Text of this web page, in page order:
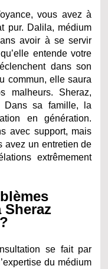
vous avez à
pur. Dalila, médium
avoir à se servir
entende votre
dans son
commun, elle saura
malheurs. Sheraz,
sa famille, la
en génération.
avec support, mais
avez un entretien de
extrêmement
Sheraz
se fait par
du médium